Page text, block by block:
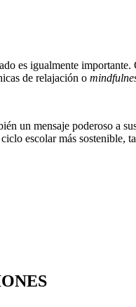
es igualmente
de relajación o
un mensaje poderoso a
escolar más